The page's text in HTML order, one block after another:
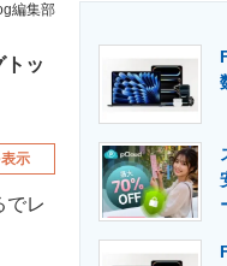
エネルギーの専門メディア
編集部
ッ
示
でレ